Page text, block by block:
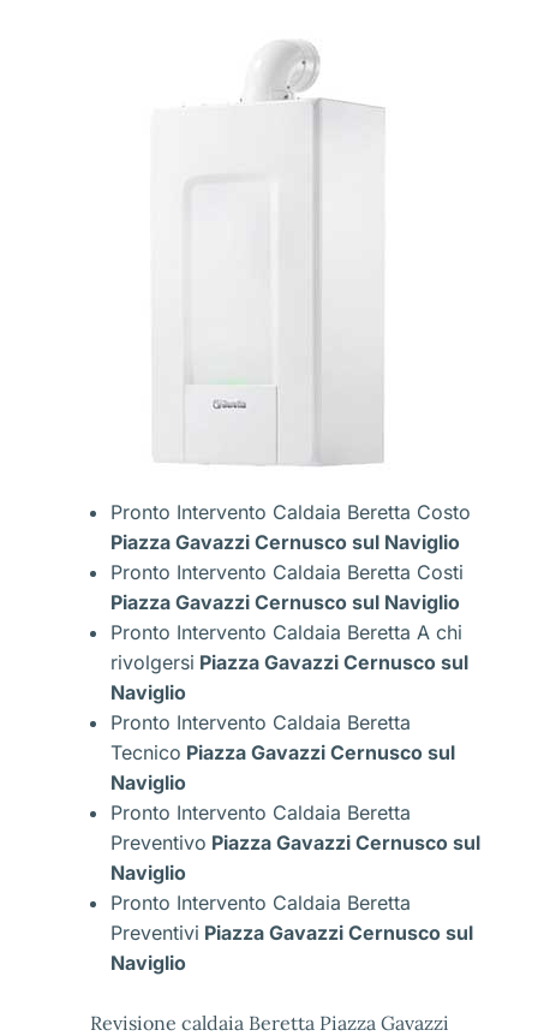
Pronto Intervento Caldaia Beretta Costo
Piazza Gavazzi Cernusco sul Naviglio
Pronto Intervento Caldaia Beretta Costi
Piazza Gavazzi Cernusco sul Naviglio
Pronto Intervento Caldaia Beretta A chi
rivolgersi Piazza Gavazzi Cernusco sul
Naviglio
Pronto Intervento Caldaia Beretta
Tecnico Piazza Gavazzi Cernusco sul
Naviglio
Pronto Intervento Caldaia Beretta
Preventivo Piazza Gavazzi Cernusco sul
Naviglio
Pronto Intervento Caldaia Beretta
Preventivi Piazza Gavazzi Cernusco sul
Naviglio
Revisione caldaia Beretta Piazza Gavazzi